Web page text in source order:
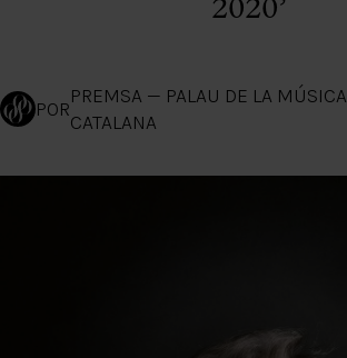
2020’
POR
PREMSA — PALAU DE LA MÚSICA
CATALANA